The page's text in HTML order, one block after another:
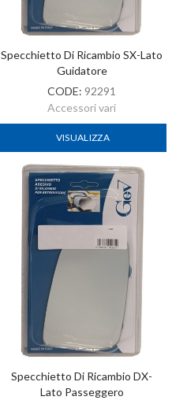
Specchietto Di Ricambio SX-Lato
Guidatore
CODE: 92291
Accessori vari
VISUALIZZA
Specchietto Di Ricambio DX-
Lato Passeggero